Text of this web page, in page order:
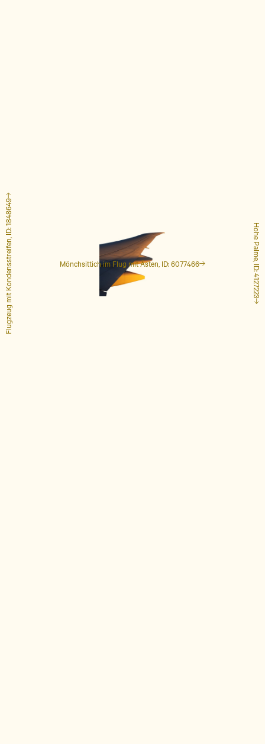
Mönchsittich im Flug mit Ästen, ID: 6077466 Hohe Palme, ID: 4127223
Flugzeug mit Kondensstreifen, ID: 1848649